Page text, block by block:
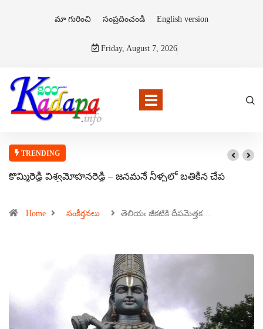
మా గురించి సంప్రదించండి English version
Friday, August 7, 2026
TRENDING
కొమ్మిరెడ్డి విశ్వమోహనరెడ్డి – జనమనే నీళ్ళలో బతికిన చేప
Home సంకీర్తనలు తెలియఁ జీకటికి దీపమెత్తక…